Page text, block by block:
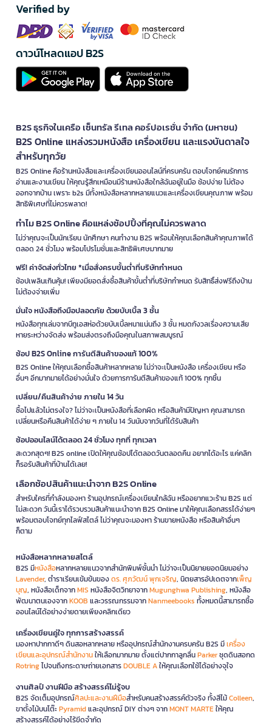
Verified by
ดาวน์โหลดแอป B2S
B2S ธุรกิจในเครือ เซ็นทรัล รีเทล คอร์ปอเรชั่น จำกัด (มหาชน)
B2S Online แหล่งรวมหนังสือ เครื่องเขียน และแรงบันดาลใจ
สำหรับทุกวัย
B2S Online คือร้านหนังสือและเครื่องเขียนออนไลน์ที่ครบครัน ตอบโจทย์คนรักการ
อ่านและงานเขียน ให้คุณรู้สึกเหมือนมีร้านหนังสือใกล้ฉันอยู่ในมือ ช้อปง่าย ไม่ต้อง
ออกจากบ้าน เพราะ b2s มีทั้งหนังสือหลากหลายแนวและเครื่องเขียนคุณภาพ พร้อม
สิทธิพิเศษที่ไม่ควรพลาด!
ทำไม B2S Online คือแหล่งช้อปปิ้งที่คุณไม่ควรพลาด
ไม่ว่าคุณจะเป็นนักเรียน นักศึกษา คนทำงาน B2S พร้อมให้คุณเลือกสินค้าคุณภาพได้
ตลอด 24 ชั่วโมง พร้อมโปรโมชั่นและสิทธิพิเศษมากมาย
ฟรี! ค่าจัดส่งทั่วไทย *เมื่อสั่งครบขั้นต่ำที่บริษัทกำหนด
ช้อปเพลินเกินคุ้ม! เพียงมียอดสั่งซื้อสินค้าขั้นต่ำที่บริษัทกำหนด รับสิทธิ์ส่งฟรีถึงบ้าน
ไม่ต้องจ่ายเพิ่ม
มั่นใจ หนังสือถึงมือปลอดภัย ด้วยบับเบิ้ล 3 ชั้น
หนังสือทุกเล่มจากบีทูเอสห่อด้วยบับเบิ้ลหนาแน่นถึง 3 ชั้น หมดกังวลเรื่องความเสีย
หายระหว่างจัดส่ง พร้อมส่งตรงถึงมือคุณในสภาพสมบูรณ์
ช้อป B2S Online การันตีสินค้าของแท้ 100%
B2S Online ให้คุณเลือกซื้อสินค้าหลากหลาย ไม่ว่าจะเป็นหนังสือ เครื่องเขียน หรือ
อื่นๆ อีกมากมายได้อย่างมั่นใจ ด้วยการการันตีสินค้าของแท้ 100% ทุกชิ้น
เปลี่ยน/คืนสินค้าง่าย ภายใน 14 วัน
ซื้อไปแล้วไม่ตรงใจ? ไม่ว่าจะเป็นหนังสือที่เลือกผิด หรือสินค้ามีปัญหา คุณสามารถ
เปลี่ยนหรือคืนสินค้าได้ง่าย ๆ ภายใน 14 วันนับจากวันที่ได้รับสินค้า
ช้อปออนไลน์ได้ตลอด 24 ชั่วโมง ทุกที่ ทุกเวลา
สะดวกสุดๆ! B2S online เปิดให้คุณช้อปได้ตลอดวันตลอดคืน อยากได้อะไร แค่คลิก
ก็รอรับสินค้าที่บ้านได้เลย!
เลือกช้อปสินค้าแนะนำจาก B2S Online
สำหรับใครที่กำลังมองหา ร้านอุปกรณ์เครื่องเขียนใกล้ฉัน หรืออยากแวะร้าน B2S แต่
ไม่สะดวก วันนี้เราได้รวบรวมสินค้าแนะนำจาก B2S Online มาให้คุณเลือกสรรได้ง่ายๆ
พร้อมตอบโจทย์ทุกไลฟ์สไตล์ ไม่ว่าคุณจะมองหา ร้านขายหนังสือ หรือสินค้าอื่นๆ
ก็ตาม
หนังสือหลากหลายสไตล์
B2S มีหนังสือหลากหลายแนวจากสำนักพิมพ์ชั้นนำ ไม่ว่าจะเป็นนิยายยอดนิยมอย่าง
Lavender, ตำราเรียนเข้มข้นของดร. ศุภวัฒน์ พุกเจริญ, นิตยสารอัปเดตจากเพ็ญ
บุญ, หนังสือเด็กจากMIS หนังสือจิตวิทยาจากMugunghwa Publishing, หนังสือ
พัฒนาตนเองจากKOOB และวรรณกรรมจากNanmeebooks ทั้งหมดนี้สามารถซื้อ
ออนไลน์ได้อย่างง่ายดายเพียงคลิกเดียว
เครื่องเขียนคู่ใจ ทุกการสร้างสรรค์
มองหาปากกาดีๆ ดินสอหลากหลาย หรืออุปกรณ์สำนักงานครบครัน B2S มีเครื่อง
เขียนและอุปกรณ์สำนักงานให้เลือกมากมาย ตั้งแต่ปากกาลูกลื่นParkerชุดดินสอกด
Rotringไปจนถึงกระดาษถ่ายเอกสารDOUBLE Aให้คุณเลือกใช้ได้อย่างจุใจ
งานศิลป์ งานฝีมือ สร้างสรรค์ไม่รู้จบ
B2S จัดเต็มอุปกรณ์ศิลปะและงานฝีมือสำหรับคนสร้างสรรค์ตัวจริง ทั้งสีไม้Colleen,
ขาตั้งไม้บนโต๊ะPyramidและอุปกรณ์ DIY ต่างๆ จากMONT MARTEให้คุณ
สร้างสรรค์ได้อย่างไร้ขีดจำกัด